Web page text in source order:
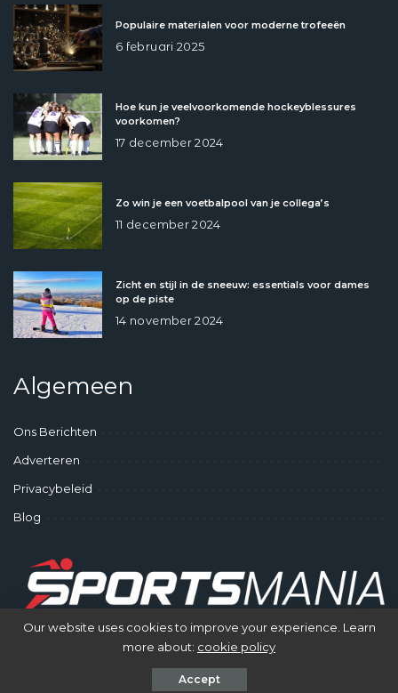
Populaire materialen voor moderne trofeeën
6 februari 2025
Hoe kun je veelvoorkomende hockeyblessures
voorkomen?
17 december 2024
Zo win je een voetbalpool van je collega’s
11 december 2024
Zicht en stijl in de sneeuw: essentials voor dames
op de piste
14 november 2024
Algemeen
Ons Berichten
Adverteren
Privacybeleid
Blog
© SportsMania - Gek op Sporten
Our website uses cookies to improve your experience. Learn
more about: cookie policy
Accept